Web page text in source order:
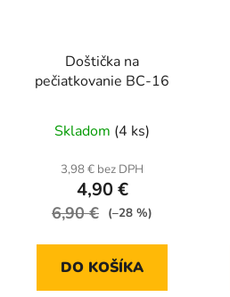
Doštička na
pečiatkovanie BC-16
Skladom (4 ks)
3,98 € bez DPH
4,90 €
6,90 € (–28 %)
DO KOŠÍKA